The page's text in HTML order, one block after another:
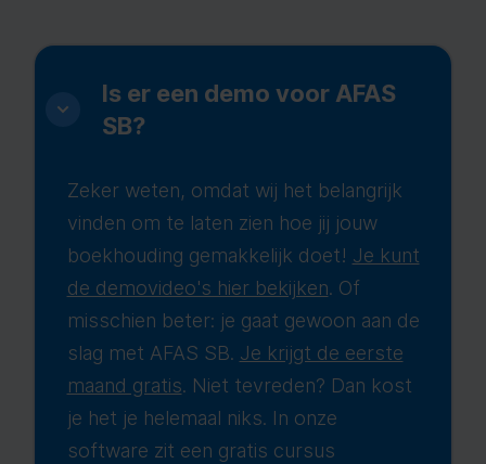
Is er een demo voor AFAS
SB?
Zeker weten, omdat wij het belangrijk
vinden om te laten zien hoe jij jouw
boekhouding gemakkelijk doet! Je kunt
de demovideo's hier bekijken. Of
misschien beter: je gaat gewoon aan de
slag met AFAS SB. Je krijgt de eerste
maand gratis. Niet tevreden? Dan kost
je het je helemaal niks. In onze
software zit een gratis cursus